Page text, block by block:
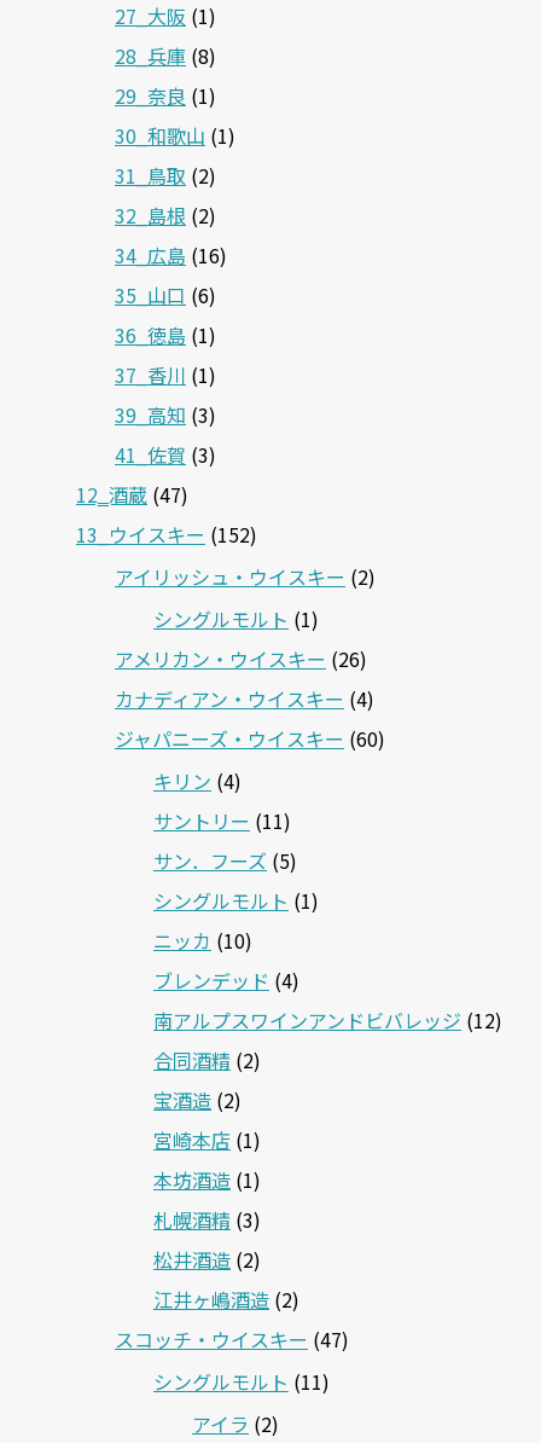
27_大阪 (1)
28_兵庫 (8)
29_奈良 (1)
30_和歌山 (1)
31_鳥取 (2)
32_島根 (2)
34_広島 (16)
35_山口 (6)
36_徳島 (1)
37_香川 (1)
39_高知 (3)
41_佐賀 (3)
12‗酒蔵 (47)
13_ウイスキー (152)
アイリッシュ・ウイスキー (2)
シングルモルト (1)
アメリカン・ウイスキー (26)
カナディアン・ウイスキー (4)
ジャパニーズ・ウイスキー (60)
キリン (4)
サントリー (11)
サン．フーズ (5)
シングルモルト (1)
ニッカ (10)
ブレンデッド (4)
南アルプスワインアンドビバレッジ (12)
合同酒精 (2)
宝酒造 (2)
宮崎本店 (1)
本坊酒造 (1)
札幌酒精 (3)
松井酒造 (2)
江井ヶ嶋酒造 (2)
スコッチ・ウイスキー (47)
シングルモルト (11)
アイラ (2)